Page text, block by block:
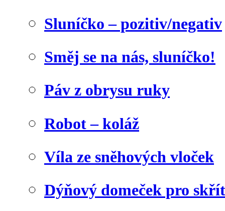
Sluníčko – pozitiv/negativ
Směj se na nás, sluníčko!
Páv z obrysu ruky
Robot – koláž
Víla ze sněhových vloček
Dýňový domeček pro